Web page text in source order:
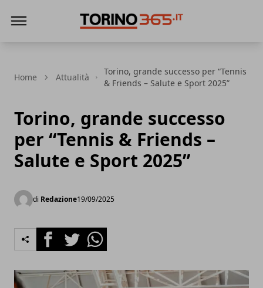
Home Attualità
Torino, grande successo per “Tennis
& Friends – Salute e Sport 2025”
Torino, grande successo
per “Tennis & Friends –
Salute e Sport 2025”
di Redazione19/09/2025
FacebookTwitterWhatsapp